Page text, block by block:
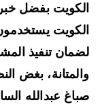
بفضل خبرتهم
يستخدمون
تنفيذ
بغض
عبدالله السالم